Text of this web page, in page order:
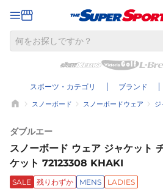
スポーツ・カテゴリ ブランド
スノーボード スノーボードウェア ジ
ダブルエー
スノーボード ウェア ジャケット
ケット 72123308 KHAKI
SALE 残りわずか MENS LADIES